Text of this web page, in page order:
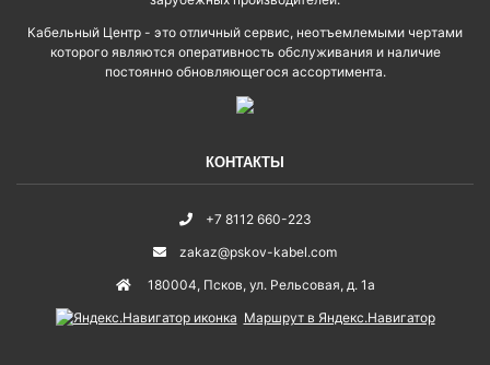
Кабельный Центр - это отличный сервис, неотъемлемыми чертами
которого являются оперативность обслуживания и наличие
постоянно обновляющегося ассортимента.
КОНТАКТЫ
+7 8112 660-223
zakaz@pskov-kabel.com
180004, Псков, ул. Рельсовая, д. 1а
Маршрут в Яндекс.Навигатор